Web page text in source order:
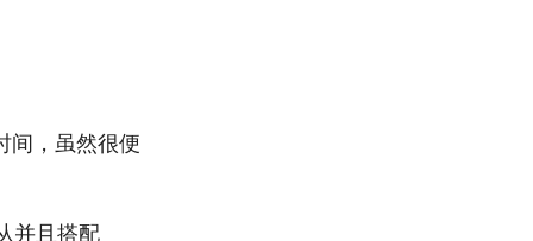
间，虽然很便
并且搭配